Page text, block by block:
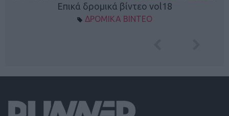
Επικά δρομικά βίντεο vol18
ΔΡΟΜΙΚΑ ΒΙΝΤΕΟ